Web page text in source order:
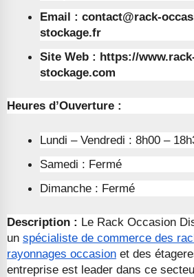
Email : contact@rack-
stockage.fr
Site Web : https://
stockage.com
Heures d’Ouverture :
Lundi – Vendredi : 8h00 –
Samedi : Fermé
Dimanche : Fermé
Description : Le Rack Occasion
un spécialiste de commerce des
rayonnages occasion et des
entreprise est leader dans ce